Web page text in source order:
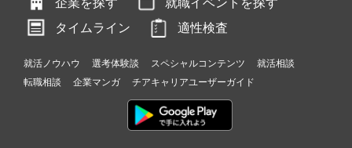
タイムライン
適性検査
就活ノウハウ 選考体験談 スペシャルコンテンツ
就活相談
転職相談
企業マンガ チアキャリアユーザーガイド